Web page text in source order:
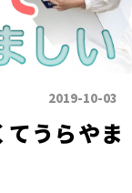
2019-10-03
うらやま